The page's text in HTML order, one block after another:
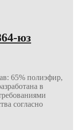
юз
65% полиэфир,
в
согласно